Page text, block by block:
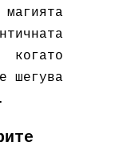
шегува